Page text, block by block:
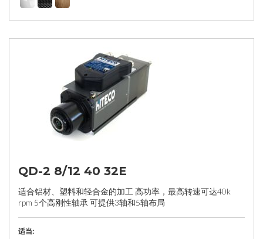
QD-2 8/12 40 32E
适合铝材、塑料和轻合金的加工 高功率，最高转速可达40k
rpm 5个高刚性轴承 可提供3轴和5轴布局
适当: